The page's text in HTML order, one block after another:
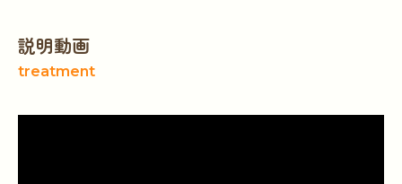
説明動画
treatment